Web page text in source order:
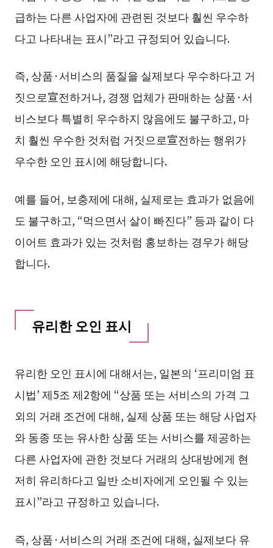
급하는 다른 사업자에 관련된 것보다 훨씬 우수하
다고 나타내는 표시”라고 규정되어 있습니다.
즉, 상품·서비스의 품질을 실제보다 우수하다고 거
짓으로宣전하거나, 경쟁 업체가 판매하는 상품·서
비스보다 특별히 우수하지 않음에도 불구하고, 마
치 훨씬 우수한 것처럼 거짓으로宣전하는 행위가
우수한 오인 표시에 해당합니다.
예를 들어, 보충제에 대해, 실제로는 효과가 없음에
도 불구하고, “먹으면서 살이 빠진다” 등과 같이 다
이어트 효과가 있는 것처럼 홍보하는 경우가 해당
합니다.
유리한 오인 표시
유리한 오인 표시에 대해서는, 일본의 ‘프리미엄 표
시법’ 제5조 제2항에 “상품 또는 서비스의 가격 그
외의 거래 조건에 대해, 실제 상품 또는 해당 사업자
와 동종 또는 유사한 상품 또는 서비스를 제공하는
다른 사업자에 관한 것보다 거래의 상대방에게 현
저히 유리하다고 일반 소비자에게 오인될 수 있는
표시”라고 규정하고 있습니다.
즉, 상품·서비스의 거래 조건에 대해, 실제보다 유